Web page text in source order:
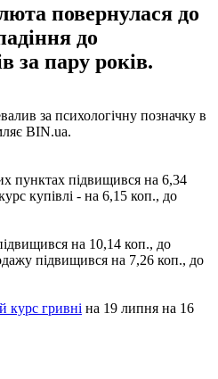
повернулася до
до
за пару років.
за психологічну позначку в
BIN.ua.
пунктах підвищився на 6,34
купівлі - на 6,15 коп., до
на 10,14 коп., до
підвищився на 7,26 коп., до
курс гривні на 19 липня на 16